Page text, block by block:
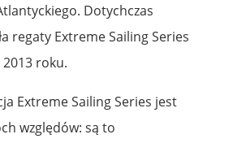
Dotychczas
regaty Extreme Sailing Series
roku.
Extreme Sailing Series jest
względów: są to